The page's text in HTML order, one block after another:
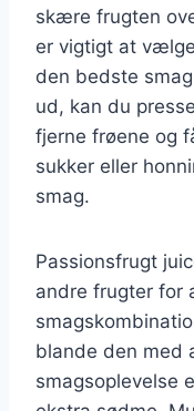
skære frugten
er vigtigt at
den bedste
ud, kan du
fjerne frøene og
sukker eller
smag.
Passionsfrugt
andre frugter for
blande den med
smagsoplevelse